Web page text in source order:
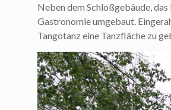
Neben dem Schloßgebäude,
Gastronomie umgebaut.
Tangotanz eine Tanzfläche zu